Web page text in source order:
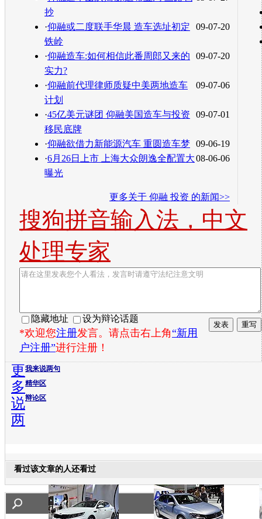
抄
09-07-20
·仰融或二度联手华晨 造车选址初定
铁岭
09-07-20
·仰融造车:如何相信此番周郎又来的
实力?
09-07-06
·仰融前代理律师质疑中美两地造车
计划
09-07-01
·45亿美元谜团 仰融美国造车与投资
移民底牌
09-06-19
·仰融欲借力新能源汽车 重圆造车梦
08-06-06
·6月26日上市 上海大众朗逸全配置大
曝光
更多关于 仰融 投资 的新闻>>
搜狗拼音输入法，中文
处理专家
隐藏地址 设为辩论话题
*欢迎您注册发言。请点击右上角“新用
户注册”进行注册！
我来说两句
精华区
辩论区
更
多
说
两
看过该文章的人还看过